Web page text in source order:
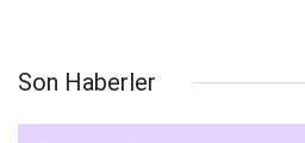
Son Haberler